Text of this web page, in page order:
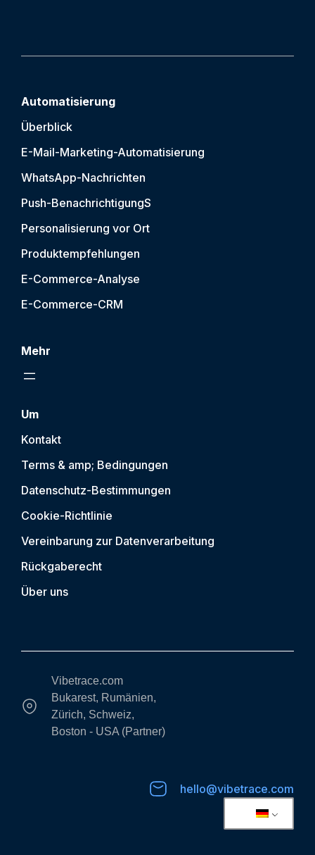
Automatisierung
Überblick
E-Mail-Marketing-Automatisierung
WhatsApp-Nachrichten
Push-BenachrichtigungS
Personalisierung vor Ort
Produktempfehlungen
E-Commerce-Analyse
E-Commerce-CRM
Mehr
Um
Kontakt
Terms & amp; Bedingungen
Datenschutz-Bestimmungen
Cookie-Richtlinie
Vereinbarung zur Datenverarbeitung
Rückgaberecht
Über uns
Vibetrace.com
Bukarest, Rumänien,
Zürich, Schweiz,
Boston - USA (Partner)
hello@vibetrace.com